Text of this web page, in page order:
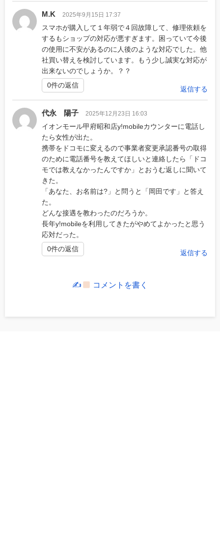
M.K 2025年9月15日 17:37
スマホが購入して１年弱で４回故障して、修理依頼を
するもショップの対応が悪すぎます。困っていて今後
の使用に不安があるのに人後のような対応でした。他
社買い替えを検討しています。もう少し誠実な対応が
出来ないのでしょうか。？？
返信する
0件の返信
代永 陽子 2025年12月23日 16:03
イオンモール甲府昭和店y!mobileカウンターに電話し
たら女性が出た。
携帯をドコモに変えるので事業者変更承認番号の取得
のために電話番号を教えてほしいと連絡したら「ドコ
モでは教えなかったんですか」とおうむ返しに聞いて
きた。
「あなた、お名前は?」と問うと「岡田です」と答え
た。
どんな接遇を教わったのだろうか。
長年y!mobileを利用してきたがやめてよかったと思う
応対だった。
返信する
0件の返信
✍ コメントを書く